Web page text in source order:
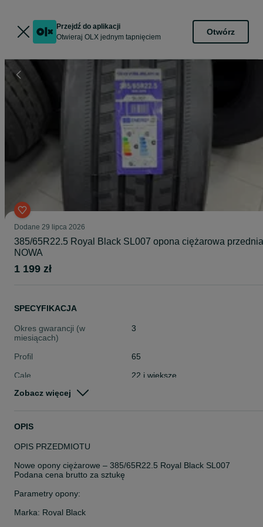
Przejdź do aplikacji
Otwieraj OLX jednym tapnięciem
Otwórz
Dodane 29 lipca 2026
385/65R22.5 Royal Black SL007 opona ciężarowa przednia
NOWA
1 199 zł
SPECYFIKACJA
Okres gwarancji (w
miesiącach)
3
Profil
65
Cale
22 i większe
Stan
Pojazd
Szerokość
Zobacz więcej
OPIS
OPIS PRZEDMIOTU
Nowe opony ciężarowe – 385/65R22.5 Royal Black SL007
Podana cena brutto za sztukę
Parametry opony:
Marka: Royal Black